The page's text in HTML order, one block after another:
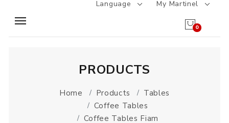
Language My Martinel
0
PRODUCTS
Home Products
Tables
Coffee Tables
Coffee Tables Fiam